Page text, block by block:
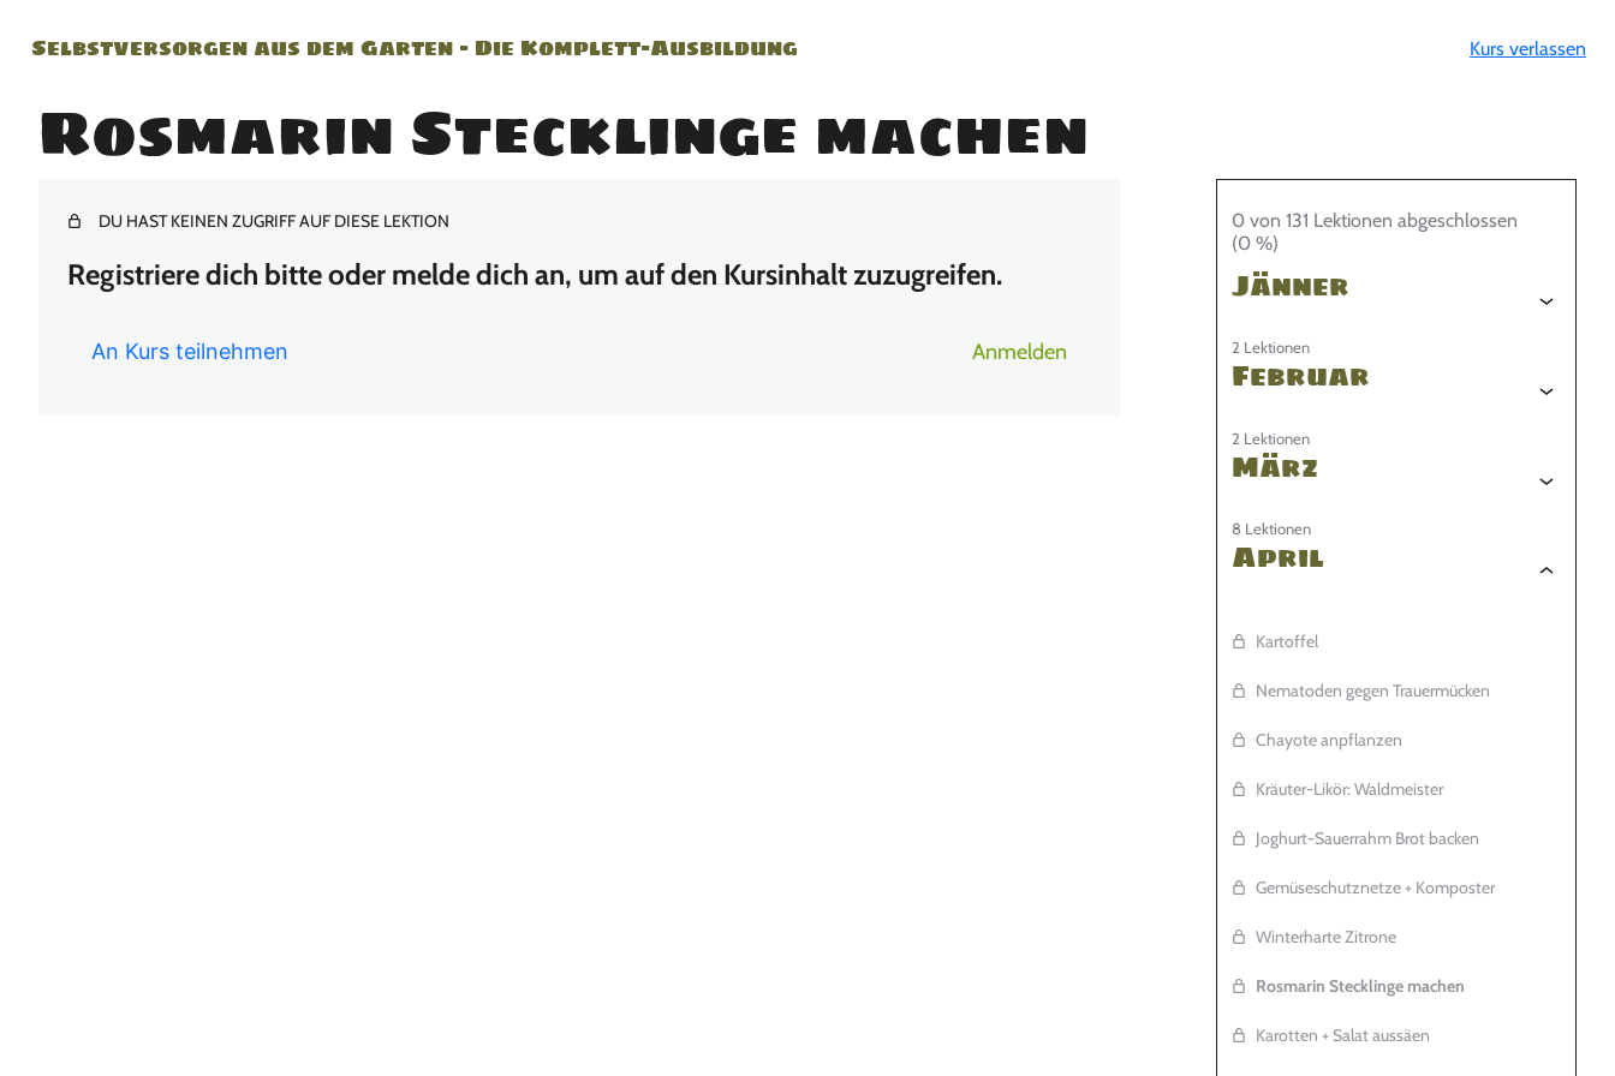
Selbstversorgen aus dem Garten – Die Komplett-Ausbildung Kurs verlassen
Rosmarin Stecklinge machen
0 von 131 Lektionen abgeschlossen
(0 %)
Jänner
2 Lektionen
Februar
2 Lektionen
März
8 Lektionen
April
Kartoffel
Nematoden gegen Trauermücken
Chayote anpflanzen
Kräuter-Likör: Waldmeister
Joghurt-Sauerrahm Brot backen
Gemüseschutznetze + Komposter
Winterharte Zitrone
Rosmarin Stecklinge machen
Karotten + Salat aussäen
DU HAST KEINEN ZUGRIFF AUF DIESE LEKTION
Registriere dich bitte oder melde dich an, um auf den Kursinhalt zuzugreifen.
An Kurs teilnehmen Anmelden